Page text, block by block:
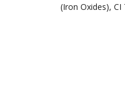
(Iron Oxides),